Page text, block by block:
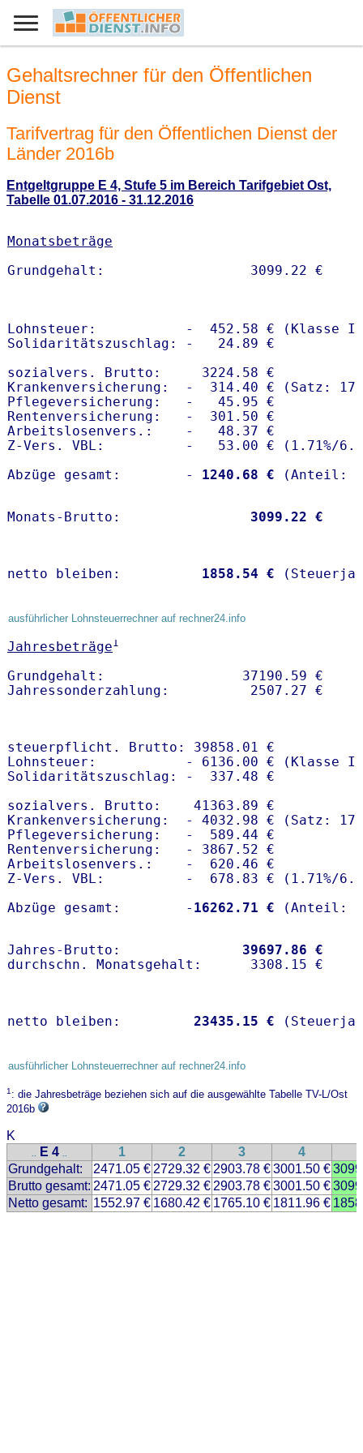
Gehaltsrechner für den Öffentlichen
Dienst
Tarifvertrag für den Öffentlichen Dienst der
Länder 2016b
Entgeltgruppe E 4, Stufe 5 im Bereich Tarifgebiet Ost,
Tabelle 01.07.2016 - 31.12.2016
Monatsbeträge
Lohnsteuer:           -  452.58 € (Klasse I)
Solidaritätszuschlag: -   24.89 €
sozialvers. Brutto:     3224.58 €
Krankenversicherung:  -  314.40 € (Satz:
Pflegeversicherung:   -   45.95 €
Rentenversicherung:   -  301.50 €
Arbeitslosenvers.:    -   48.37 €
Z-Vers. VBL:          -   53.00 € ( 1.71%/
Abzüge gesamt:        -
1240.68 €
Monats-Brutto: 3099.22 €
netto bleiben: 1858.54 €
ausführlicher Lohnsteuerrechner auf rechner24.info
Jahresbeträge1
Grundgehalt:                 37190.59 €
steuerpflicht. Brutto: 39858.01 €
Lohnsteuer:           - 6136.00 € (Klasse I)
Solidaritätszuschlag: -  337.48 €
sozialvers. Brutto:    41363.89 €
Krankenversicherung:  - 4032.98 € (Satz:
Pflegeversicherung:   -  589.44 €
Rentenversicherung:   - 3867.52 €
Arbeitslosenvers.:    -  620.46 €
Z-Vers. VBL:          -  678.83 € ( 1.71%/
Abzüge gesamt:        - 16262.71 €
Jahres-Brutto: 39697.86 €
netto bleiben: 23435.15 €
ausführlicher Lohnsteuerrechner auf rechner24.info
1: die Jahresbeträge beziehen sich auf die ausgewählte Tabelle TV-L/Ost
2016b
K
.. E 4 .. 1 2 3 4
Grundgehalt:
2471.05 € 2729.32 € 2903.78 €3001.50 €
Brutto gesamt: 2471.05 € 2729.32 € 2903.78 €3001.50 €
Netto gesamt: 1552.97 € 1680.42 € 1765.10 € 1811.96 €